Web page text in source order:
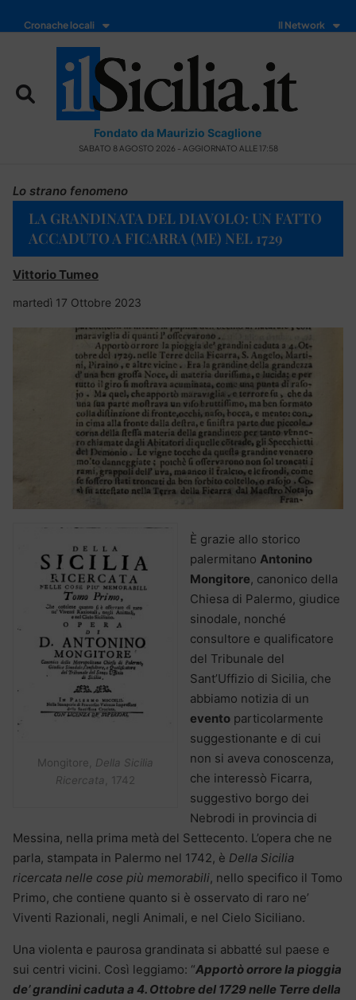
Cronache locali Il Network
Fondato da Maurizio Scaglione
SABATO 8 AGOSTO 2026 - AGGIORNATO ALLE 17:58
Lo strano fenomeno
LA GRANDINATA DEL DIAVOLO: UN FATTO
ACCADUTO A FICARRA (ME) NEL 1729
Vittorio Tumeo
martedì 17 Ottobre 2023
Mongitore, Della Sicilia
Ricercata
, 1742
È grazie allo storico
palermitano Antonino
Mongitore, canonico della
Chiesa di Palermo, giudice
sinodale, nonché
consultore e qualificatore
del Tribunale del
Sant’Uffizio di Sicilia, che
abbiamo notizia di un
evento particolarmente
suggestionante e di cui
non si aveva conoscenza,
che interessò Ficarra,
suggestivo borgo dei
Nebrodi in provincia di
Messina, nella prima metà del Settecento. L’opera che ne
parla, stampata in Palermo nel 1742, è Della Sicilia
ricercata nelle cose più memorabili, nello specifico il Tomo
Primo, che contiene quanto si è osservato di raro ne’
Viventi Razionali, negli Animali, e nel Cielo Siciliano.
Una violenta e paurosa grandinata si abbatté sul paese e
sui centri vicini. Così leggiamo: “Apportò orrore la pioggia
de’ grandini caduta a 4. Ottobre del 1729 nelle Terre della